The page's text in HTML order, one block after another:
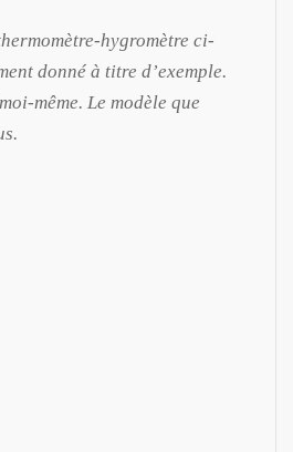
hygromètre ci-
donné à titre d’exemple.
même. Le modèle que